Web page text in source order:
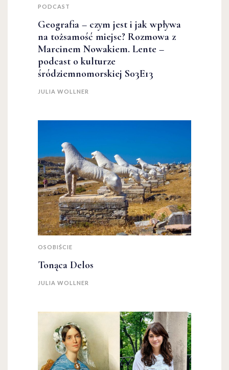
PODCAST
Geografia – czym jest i jak wpływa
na tożsamość miejsc? Rozmowa z
Marcinem Nowakiem. Lente –
podcast o kulturze
śródziemnomorskiej S03E13
JULIA WOLLNER
OSOBIŚCIE
Tonąca Delos
JULIA WOLLNER